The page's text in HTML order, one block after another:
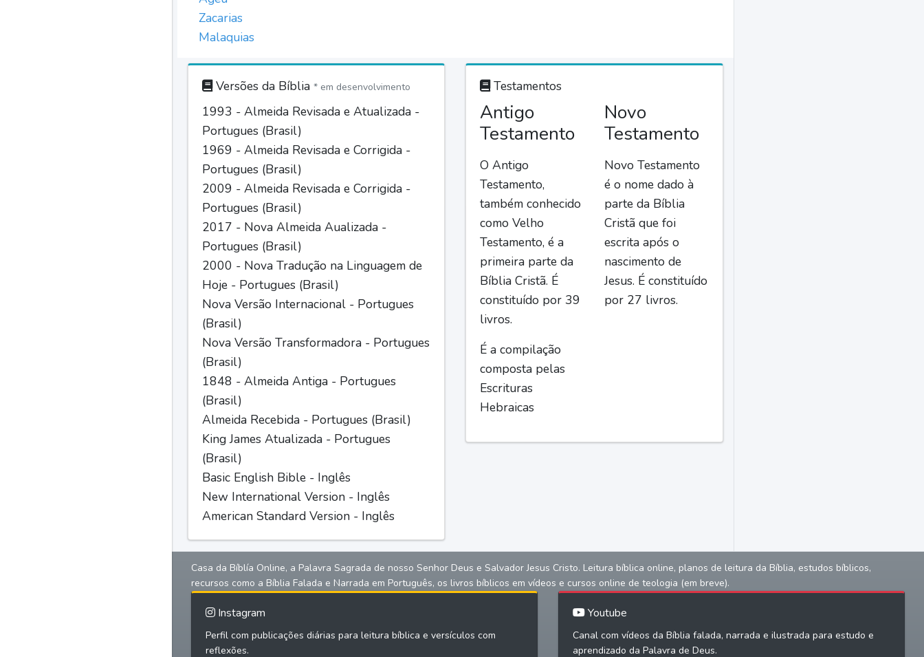
Zacarias
Malaquias
Versões da Bíblia * em desenvolvimento
1993 - Almeida Revisada e Atualizada -
Portugues (Brasil)
1969 - Almeida Revisada e Corrigida -
Portugues (Brasil)
2009 - Almeida Revisada e Corrigida -
Portugues (Brasil)
2017 - Nova Almeida Aualizada -
Portugues (Brasil)
2000 - Nova Tradução na Linguagem de
Hoje - Portugues (Brasil)
Nova Versão Internacional - Portugues
(Brasil)
Nova Versão Transformadora - Portugues
(Brasil)
1848 - Almeida Antiga - Portugues
(Brasil)
Almeida Recebida - Portugues (Brasil)
King James Atualizada - Portugues
(Brasil)
Basic English Bible - Inglês
New International Version - Inglês
American Standard Version - Inglês
Testamentos
Antigo
Testamento
O Antigo
Testamento,
também conhecido
como Velho
Testamento, é a
primeira parte da
Bíblia Cristã. É
constituído por 39
livros.
É a compilação
composta pelas
Escrituras
Hebraicas
Novo
Testamento
Novo Testamento
é o nome dado à
parte da Bíblia
Cristã que foi
escrita após o
nascimento de
Jesus. É constituído
por 27 livros.
Casa da Bíblía Online, a Palavra Sagrada de nosso Senhor Deus e Salvador Jesus Cristo. Leitura bíblica online, planos de leitura da Bíblia, estudos bíblicos,
recursos como a Bíblia Falada e Narrada em Português, os livros bíblicos em vídeos e cursos online de teologia (em breve).
Instagram
Perfil com publicações diárias para leitura bíblica e versículos com
reflexões.
Youtube
Canal com vídeos da Bíblia falada, narrada e ilustrada para estudo e
aprendizado da Palavra de Deus.